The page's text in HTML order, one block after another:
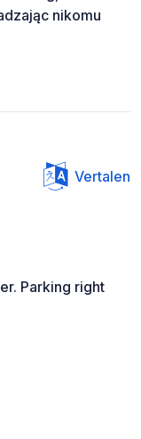
nikomu
Vertalen
Parking right